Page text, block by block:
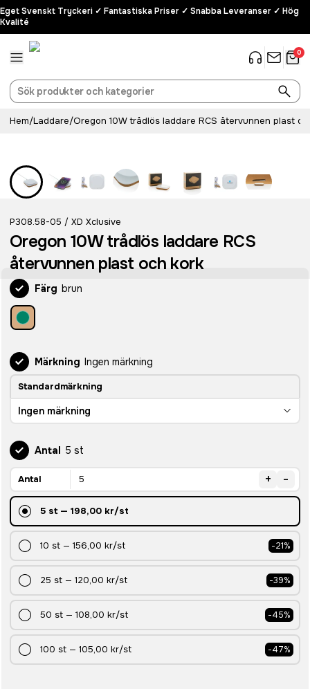
Eget Svenskt Tryckeri ✓ Fantastiska Priser ✓ Snabba Leveranser ✓ Hög
Kvalité
0
Hem/Laddare/Oregon 10W trådlös laddare RCS återvunnen plast
P308.58-05 / XD Xclusive
Oregon 10W trådlös laddare RCS
återvunnen plast och kork
Färg brun
Märkning Ingen märkning
Standardmärkning
Ingen märkning
Antal 5 st
Antal + -
5 st— 198,00 kr/st
10 st — 156,00 kr/st -21%
25 st — 120,00 kr/st -39%
50 st — 108,00 kr/st -45%
100 st — 105,00 kr/st -47%